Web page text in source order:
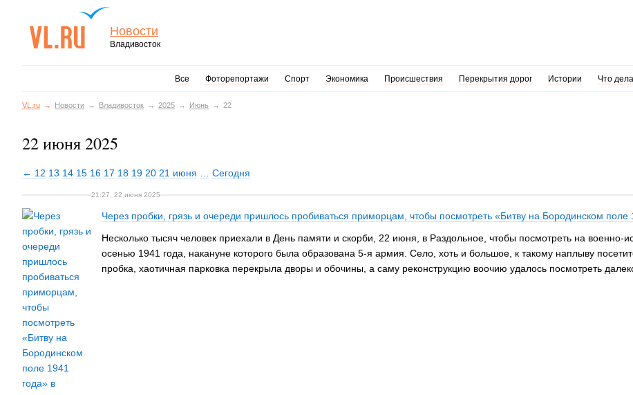
Новости
Владивосток
Все Фоторепортажи Спорт Экономика Происшествия Перекрытия дорог Истории Что
VL.ru Новости Владивосток 2025 Июнь 22
22 июня 2025
← 12 13 14 15 16 17 18 19 20 21 июня Сегодня
21:27, 22 июня 2025
Через пробки, грязь и очереди пришлось пробиваться приморцам, чтобы посмотреть «Битву на Бородинском
Несколько тысяч человек приехали в День памяти и скорби, 22 июня, в Раздольное, чтобы посмотреть на военно-
осенью 1941 года, накануне которого была образована 5-я армия. Село, хоть и большое, к такому наплыву
пробка, хаотичная парковка перекрыла дворы и обочины, а саму реконструкцию воочию удалось посмотреть